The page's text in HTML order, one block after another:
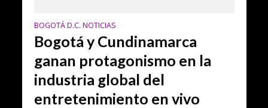
BOGOTÁ D.C. NOTICIAS
Bogotá y Cundinamarca
ganan protagonismo en la
industria global del
entretenimiento en vivo